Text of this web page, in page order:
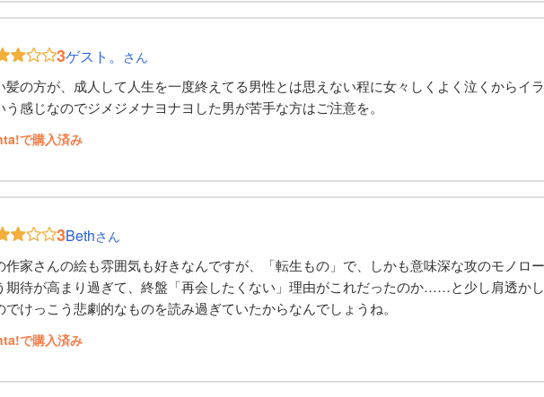
3ゲスト。 さん
髪の方が、成人して人生を一度終えてる男性とは思えない程に女々しくよく泣くからイ
う感じなのでジメジメナヨナヨした男が苦手な方はご注意を。
で購入済み
3Bethさん
作家さんの絵も雰囲気も好きなんですが、「転生もの」で、しかも意味深な攻のモノロ
期待が高まり過ぎて、終盤「再会したくない」理由がこれだったのか……と少し肩透か
でけっこう悲劇的なものを読み過ぎていたからなんでしょうね。
で購入済み